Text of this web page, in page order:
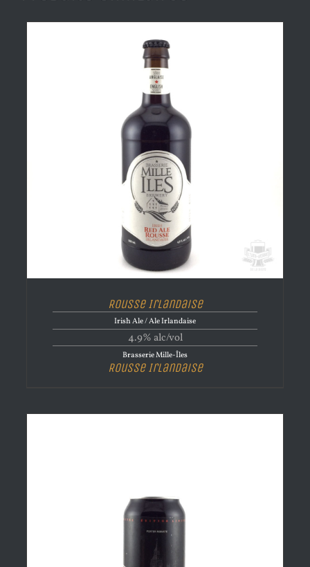
Rousse Irlandaise
Irish Ale / Ale Irlandaise
4.9% alc/vol
Brasserie Mille-Îles
Rousse Irlandaise